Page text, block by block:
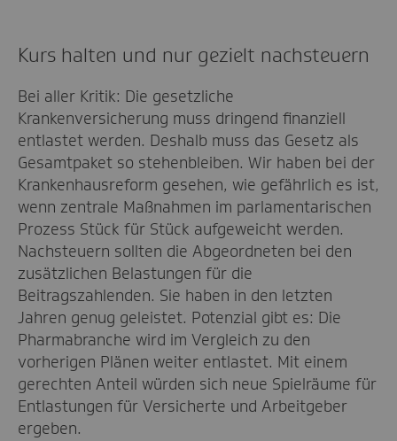
Kurs halten und nur gezielt nachsteuern
Bei aller Kritik: Die gesetzliche
Krankenversicherung muss dringend finanziell
entlastet werden. Deshalb muss das Gesetz als
Gesamtpaket so stehenbleiben. Wir haben bei der
Krankenhausreform gesehen, wie gefährlich es ist,
wenn zentrale Maßnahmen im parlamentarischen
Prozess Stück für Stück aufgeweicht werden.
Nachsteuern sollten die Abgeordneten bei den
zusätzlichen Belastungen für die
Beitragszahlenden. Sie haben in den letzten
Jahren genug geleistet. Potenzial gibt es: Die
Pharmabranche wird im Vergleich zu den
vorherigen Plänen weiter entlastet. Mit einem
gerechten Anteil würden sich neue Spielräume für
Entlastungen für Versicherte und Arbeitgeber
ergeben.